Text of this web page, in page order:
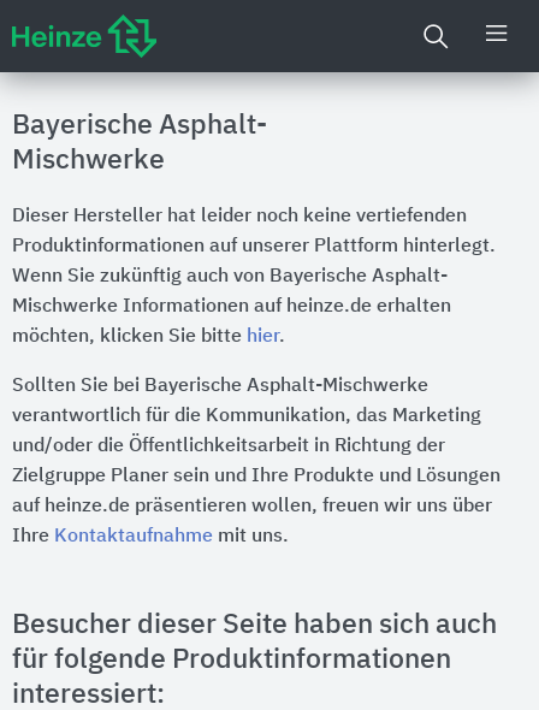
Bayerische Asphalt-
Mischwerke
Dieser Hersteller hat leider noch keine vertiefenden
Produktinformationen auf unserer Plattform hinterlegt.
Wenn Sie zukünftig auch von Bayerische Asphalt-
Mischwerke Informationen auf heinze.de erhalten
möchten, klicken Sie bitte hier.
Sollten Sie bei Bayerische Asphalt-Mischwerke
verantwortlich für die Kommunikation, das Marketing
und/oder die Öffentlichkeitsarbeit in Richtung der
Zielgruppe Planer sein und Ihre Produkte und Lösungen
auf heinze.de präsentieren wollen, freuen wir uns über
Ihre Kontaktaufnahme mit uns.
Besucher dieser Seite haben sich auch
für folgende Produktinformationen
interessiert: